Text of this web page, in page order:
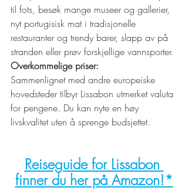
til fots, besøk mange museer og gallerier,
nyt portugisisk mat i tradisjonelle
restauranter og trendy barer, slapp av på
stranden eller prøv forskjellige vannsporter.
Overkommelige priser:
Sammenlignet med andre europeiske
hovedsteder tilbyr Lissabon utmerket valuta
for pengene. Du kan nyte en høy
livskvalitet uten å sprenge budsjettet.
Reiseguide for Lissabon
finner du her på Amazon!*